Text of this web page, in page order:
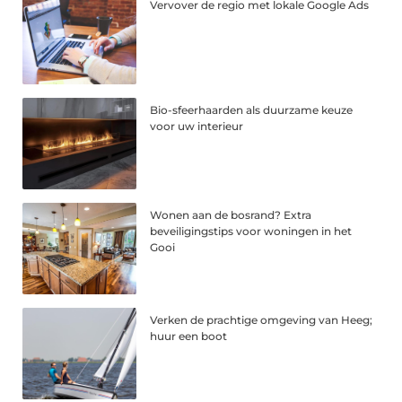
Vervover de regio met lokale Google Ads
Bio-sfeerhaarden als duurzame keuze
voor uw interieur
Wonen aan de bosrand? Extra
beveiligingstips voor woningen in het
Gooi
Verken de prachtige omgeving van Heeg;
huur een boot